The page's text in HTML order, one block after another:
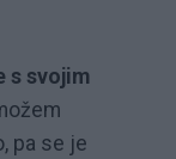
s svojim
pa se je